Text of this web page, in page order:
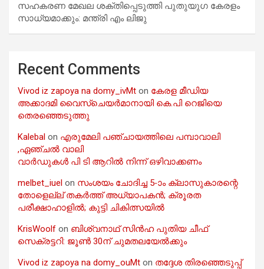
സഹകരണ മേഖല ശക്തിപ്പെടുത്തി പുതുയുഗ കേരളം
സാധ്യമാക്കും: മന്ത്രി എം ലിജു
Recent Comments
Vivod iz zapoya na domy_ivMt on കേരള മീഡിയ
അക്കാദമി വൈസ്ചെയർമാനായി കെ.പി റെജിയെ
തെരഞ്ഞെടുത്തു
Kalebal on എരുമേലി പഞ്ചായത്തിലെ പമ്പാവാലി
,ഏഞ്ചൽ വാലി
വാർഡുകൾ പി ടി ആറിൽ നിന്ന് ഒഴിവാക്കണം
melbet_iuel on സംശയം ചോദിച്ച 5-ാം ക്ലാസുകാരന്റെ
തോളെല്ല് തകർത്ത് അധ്യാപകൻ; ക്രൂരത
പരീക്ഷാഹാളിൽ; കുട്ടി ചികിത്സയിൽ
KrisWoolf on ബിശ്വനാഥ് സിൻഹ പുതിയ ചീഫ്
സെക്രട്ടറി: ജൂൺ 30ന് ചുമതലയേൽക്കും
Vivod iz zapoya na domy_ouMt on തദ്ദേശ തിരഞ്ഞെടുപ്പ്